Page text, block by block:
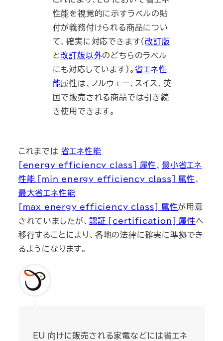
性能を視覚的に示すラベルの貼
付が義務付けられる商品につい
て、確実に対応できます（ 改訂版
と改訂版以外のどちらのラベル
にも対応しています）。省エネ性
能属性は、ノルウェー、スイス、英
国で販売される商品では引き続
き使用できます。
これまでは 省エネ性能
[energy_efficiency_class] 属性、最小省エネ
性能 [min_energy_efficiency_class] 属性、
最大省エネ性能
[max_energy_efficiency_class] 属性が用意
されていましたが、 認証 [certification] 属性へ
移行することにより、各地の法律に確実に準拠でき
るようになります。
EU 向けに販売される家電などには省エネ